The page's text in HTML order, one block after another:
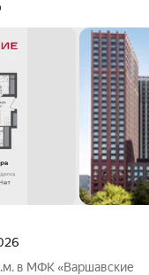
в МФК «Варшавские